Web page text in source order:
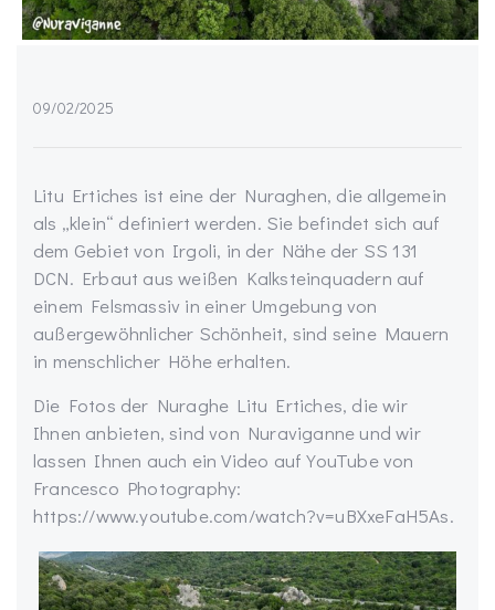
09/02/2025
Litu Ertiches ist eine der Nuraghen, die allgemein
als „klein“ definiert werden. Sie befindet sich auf
dem Gebiet von Irgoli, in der Nähe der SS 131
DCN. Erbaut aus weißen Kalksteinquadern auf
einem Felsmassiv in einer Umgebung von
außergewöhnlicher Schönheit, sind seine Mauern
in menschlicher Höhe erhalten.
Die Fotos der Nuraghe Litu Ertiches, die wir
Ihnen anbieten, sind von Nuraviganne und wir
lassen Ihnen auch ein Video auf YouTube von
Francesco Photography:
https://www.youtube.com/watch?v=uBXxeFaH5As.